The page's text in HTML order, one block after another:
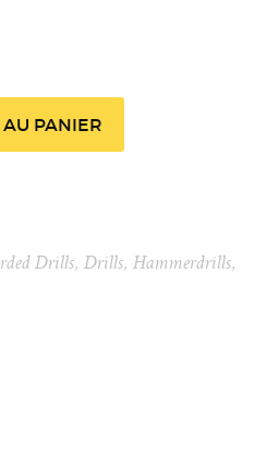
PANIER
Drills, Drills, Hammerdrills,